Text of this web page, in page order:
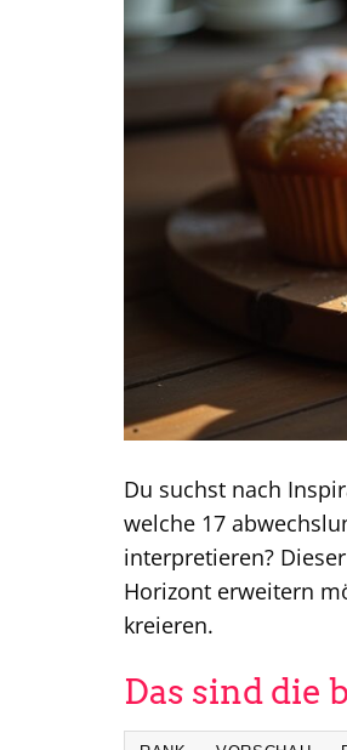
Du suchst nach
welche 17
interpretieren?
Horizont erweitern
kreieren.
Das sind die